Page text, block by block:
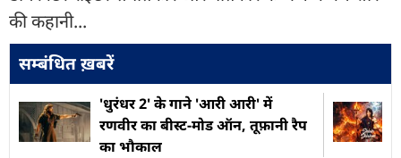
की कहानी...
सम्बंधित ख़बरें
'धुरंधर 2' के गाने 'आरी आरी' में
रणवीर का बीस्ट-मोड ऑन, तूफ़ानी रैप
का भौकाल